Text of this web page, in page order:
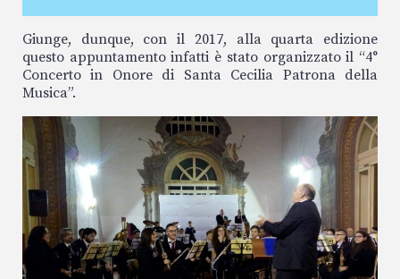
Giunge, dunque, con il 2017, alla quarta edizione
questo appuntamento infatti è stato organizzato il “4°
Concerto in Onore di Santa Cecilia Patrona della
Musica”.